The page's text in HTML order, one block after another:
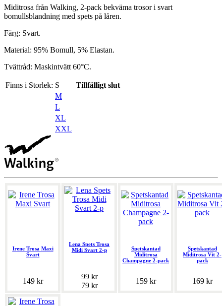
Miditrosa från Walking, 2-pack bekväma trosor i svart
bomullsblandning med spets på låren.
Färg: Svart.
Material: 95% Bomull, 5% Elastan.
Tvättråd: Maskintvätt 60°C.
Finns i Storlek: S
Tillfälligt slut
M
L
XL
XXL
Irene Trosa Maxi
Svart
149 kr
Lena Spets Trosa
Midi Svart 2-p
99 kr
79 kr
Spetskantad
Miditrosa
Champagne 2-pack
159 kr
Spetskantad
Miditrosa Vit 2-
pack
169 kr